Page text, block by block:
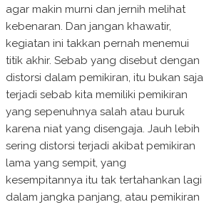
agar makin murni dan jernih melihat
kebenaran. Dan jangan khawatir,
kegiatan ini takkan pernah menemui
titik akhir. Sebab yang disebut dengan
distorsi dalam pemikiran, itu bukan saja
terjadi sebab kita memiliki pemikiran
yang sepenuhnya salah atau buruk
karena niat yang disengaja. Jauh lebih
sering distorsi terjadi akibat pemikiran
lama yang sempit, yang
kesempitannya itu tak tertahankan lagi
dalam jangka panjang, atau pemikiran